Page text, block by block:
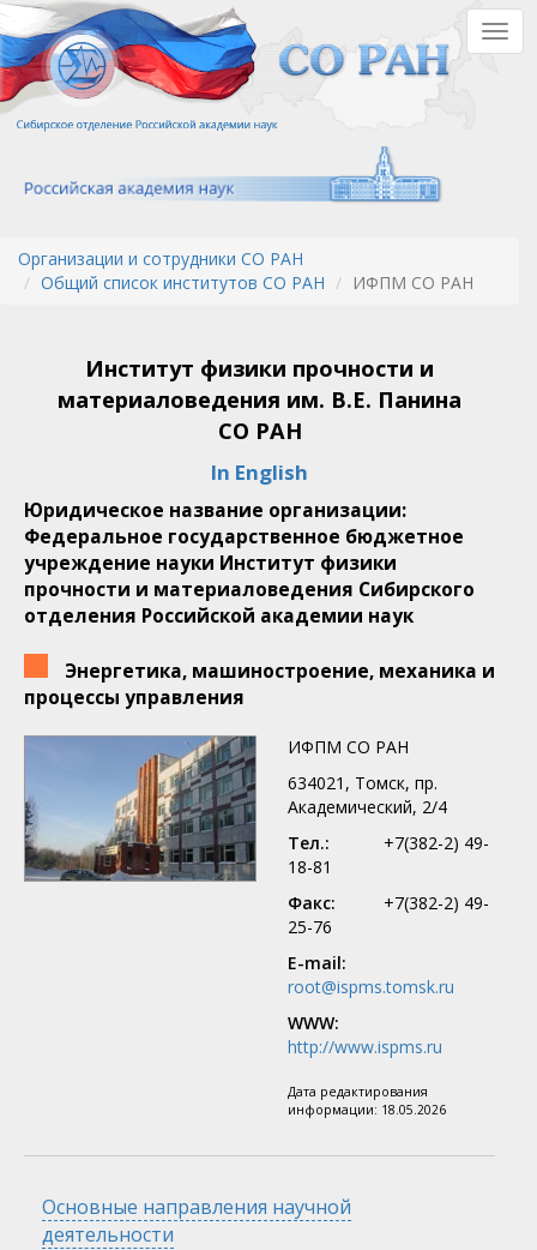
Перейти
к
основному
содержанию
Организации и сотрудники СО РАН
Общий список институтов СО РАН
ИФПМ СО РАН
Институт физики прочности и
материаловедения им. В.Е. Панина
СО РАН
In English
Юридическое название организации:
Федеральное государственное бюджетное
учреждение науки Институт физики
прочности и материаловедения Сибирского
отделения Российской академии наук
Энергетика, машиностроение, механика и
процессы управления
ИФПМ СО РАН
634021, Томск, пр.
Академический, 2/4
Тел.:
+7(382-2) 49-
18-81
Факс:
+7(382-2) 49-
25-76
E-mail:
root@ispms.tomsk.ru
WWW:
http://www.ispms.ru
Дата редактирования
информации: 18.05.2026
Скрыть
Основные направления научной
деятельности